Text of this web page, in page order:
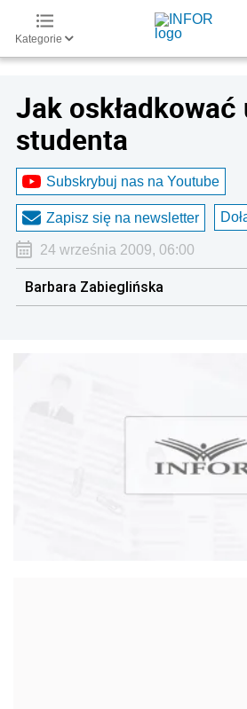
Kategorie
Jak oskładkować
studenta
Subskrybuj nas na Youtube
Zapisz się na newsletter
24 września 2009, 06:00
Barbara Zabieglińska